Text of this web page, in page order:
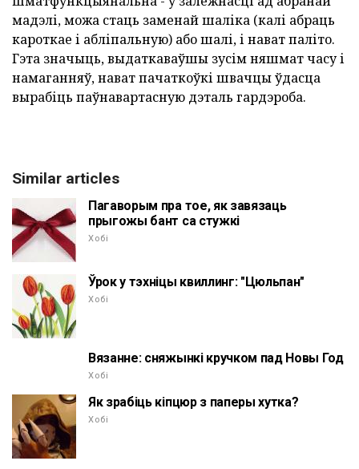
мадэлі, можа стаць заменай шаліка (калі абраць
кароткае і абліпальную) або шалі, і нават паліто.
Гэта значыць, выдаткаваўшы зусім няшмат часу і
намаганняў, нават пачаткоўкі швачцы ўдасца
вырабіць паўнавартасную дэталь гардэроба.
Similar articles
Пагаворым пра тое, як завязаць
прыгожы бант са стужкі
Хобі
Ўрок у тэхніцы квиллинг: "Цюльпан"
Хобі
Вязанне: сняжынкі кручком пад Новы Год
Хобі
Як зрабіць кіпцюр з паперы хутка?
Хобі